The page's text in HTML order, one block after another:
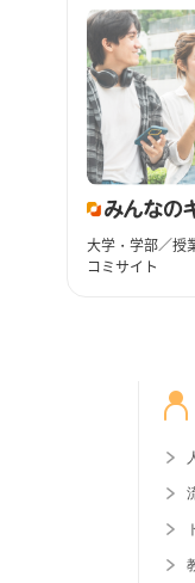
大学・学部／授
コミサイト